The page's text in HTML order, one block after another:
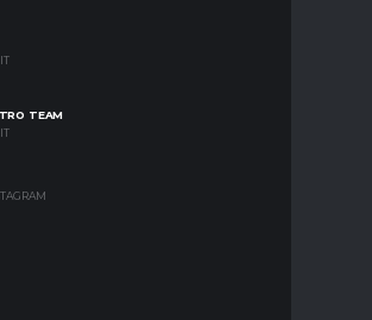
TEAM